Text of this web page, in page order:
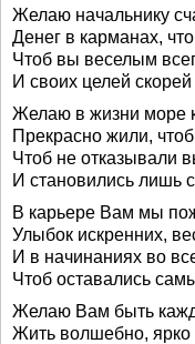
Желаю начальнику
Денег в карманах,
Чтоб вы веселым
И своих целей
Желаю в жизни море
Прекрасно жили,
Чтоб не отказывали
И становились лишь
В карьере Вам мы
Улыбок искренних,
И в начинаниях во
Чтоб оставались
Желаю Вам быть
Жить волшебно, ярко